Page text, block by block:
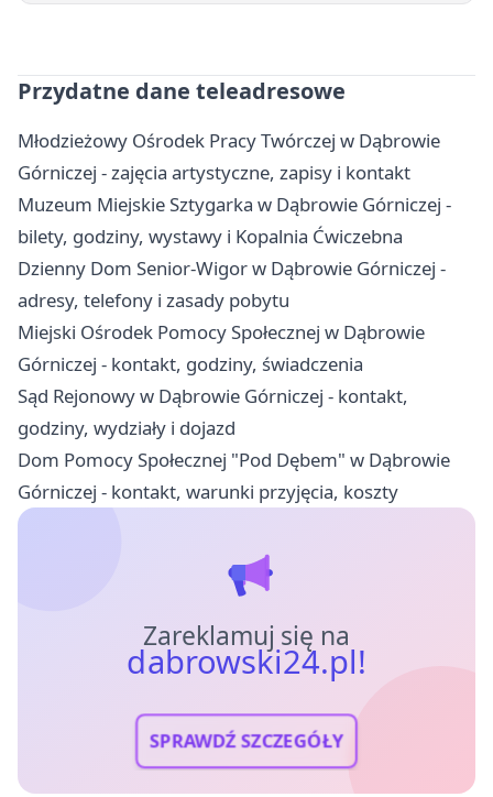
Przydatne dane teleadresowe
Młodzieżowy Ośrodek Pracy Twórczej w Dąbrowie
Górniczej - zajęcia artystyczne, zapisy i kontakt
Muzeum Miejskie Sztygarka w Dąbrowie Górniczej -
bilety, godziny, wystawy i Kopalnia Ćwiczebna
Dzienny Dom Senior-Wigor w Dąbrowie Górniczej -
adresy, telefony i zasady pobytu
Miejski Ośrodek Pomocy Społecznej w Dąbrowie
Górniczej - kontakt, godziny, świadczenia
Sąd Rejonowy w Dąbrowie Górniczej - kontakt,
godziny, wydziały i dojazd
Dom Pomocy Społecznej "Pod Dębem" w Dąbrowie
Górniczej - kontakt, warunki przyjęcia, koszty
Zareklamuj się na
dabrowski24.pl!
SPRAWDŹ SZCZEGÓŁY